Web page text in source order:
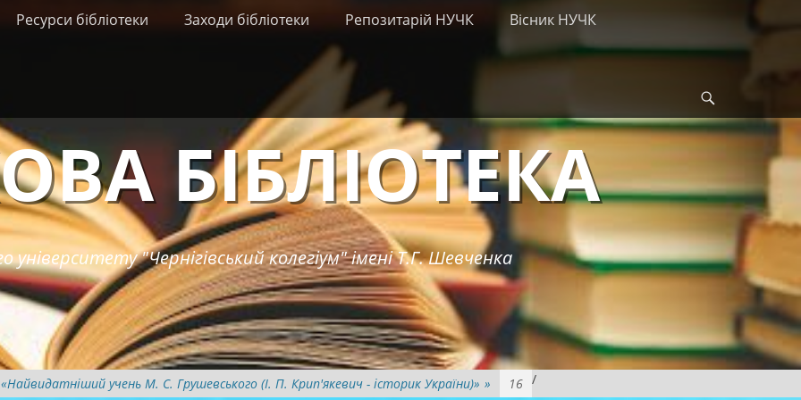
Ресурси бібліотеки Заходи бібліотеки Репозитарій НУЧК
Вісник НУЧК
БІБЛІОТЕКА
університету "Чернігівський колегіум" імені Т.Г. Шевченка
/
учень М. С. Грушевського (І. П. Крип'якевич - історик України)» » 16